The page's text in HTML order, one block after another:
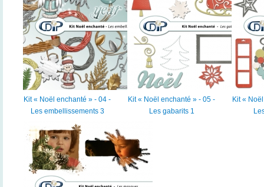
Kit « Noël enchanté » - 04 -
Les embellissements 3
Kit « Noël enchanté » - 05 -
Les gabarits 1
Kit «